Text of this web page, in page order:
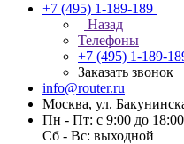
+7 (495) 1-189-189
Назад
Телефоны
+7 (495) 1-189-
Заказать звонок
info@router.ru
Москва, ул.
Пн - Пт: с 9:00 до 18:00
Cб - Вс: выходной